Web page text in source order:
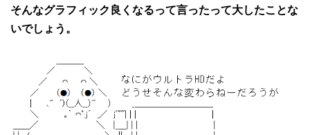
そんなグラフィック良くなるって言ったって大したことな
いでしょう。